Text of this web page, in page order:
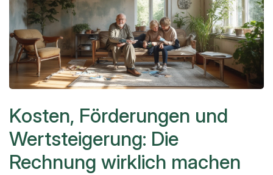
Kosten, Förderungen und
Wertsteigerung: Die
Rechnung wirklich machen